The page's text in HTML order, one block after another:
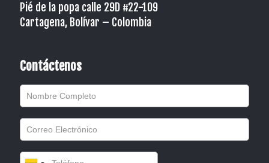
Pié de la popa calle 29D #22-109
Cartagena, Bolívar – Colombia
Contáctenos